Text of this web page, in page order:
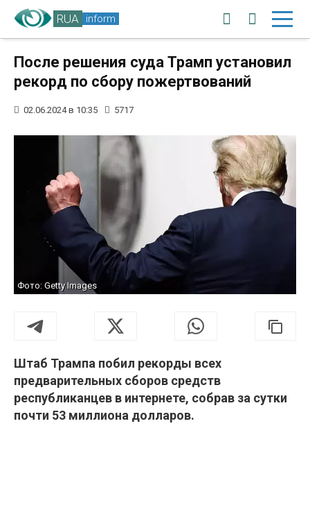
RUA inform
После решения суда Трамп установил
рекорд по сбору пожертвований
02.06.2024 в 10:35 5717
Фото: Getty Images
Штаб Трампа побил рекорды всех
предварительных сборов средств
республиканцев в интернете, собрав за сутки
почти 53 миллиона долларов.